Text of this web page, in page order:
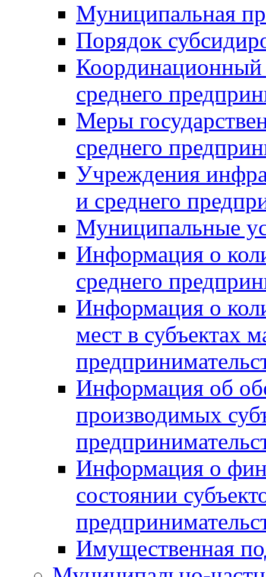
Муниципальная
Порядок
Координационный
среднего
Меры
среднего
Учреждения
и среднего
Муниципальные
Информация о
среднего
Информация о
мест в субъектах
Информация об
производимых
Информация о
состоянии
Имущественная